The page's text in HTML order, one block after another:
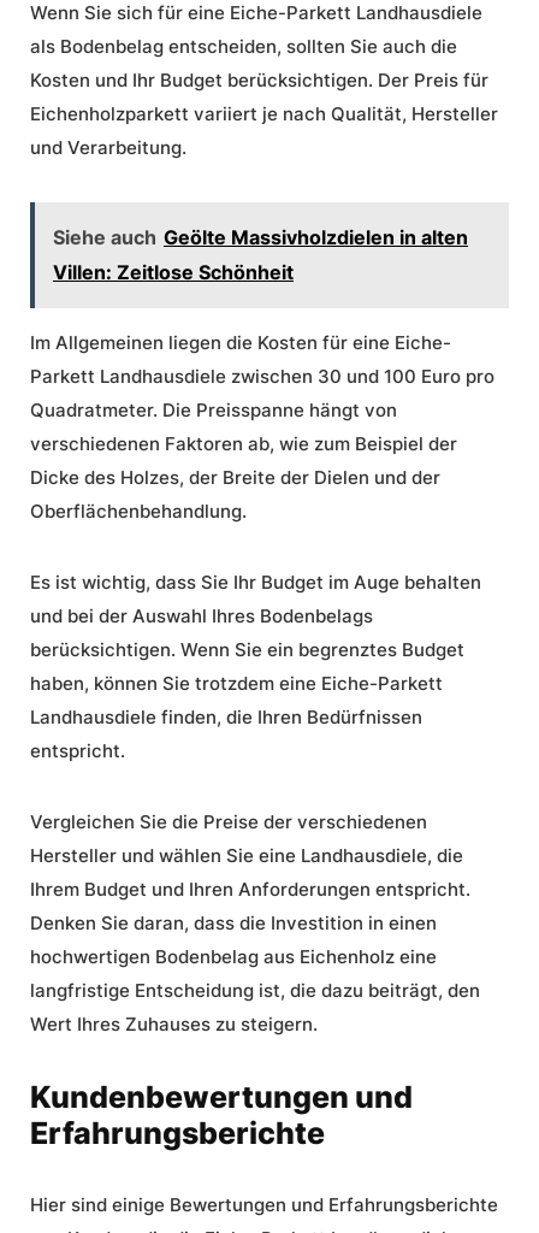
Wenn Sie sich für eine Eiche-Parkett Landhausdiele
als Bodenbelag entscheiden, sollten Sie auch die
Kosten und Ihr Budget berücksichtigen. Der Preis für
Eichenholzparkett variiert je nach Qualität, Hersteller
und Verarbeitung.
Siehe auch Geölte Massivholzdielen in alten
Villen: Zeitlose Schönheit
Im Allgemeinen liegen die Kosten für eine Eiche-
Parkett Landhausdiele zwischen 30 und 100 Euro pro
Quadratmeter. Die Preisspanne hängt von
verschiedenen Faktoren ab, wie zum Beispiel der
Dicke des Holzes, der Breite der Dielen und der
Oberflächenbehandlung.
Es ist wichtig, dass Sie Ihr Budget im Auge behalten
und bei der Auswahl Ihres Bodenbelags
berücksichtigen. Wenn Sie ein begrenztes Budget
haben, können Sie trotzdem eine Eiche-Parkett
Landhausdiele finden, die Ihren Bedürfnissen
entspricht.
Vergleichen Sie die Preise der verschiedenen
Hersteller und wählen Sie eine Landhausdiele, die
Ihrem Budget und Ihren Anforderungen entspricht.
Denken Sie daran, dass die Investition in einen
hochwertigen Bodenbelag aus Eichenholz eine
langfristige Entscheidung ist, die dazu beiträgt, den
Wert Ihres Zuhauses zu steigern.
Kundenbewertungen und
Erfahrungsberichte
Hier sind einige Bewertungen und Erfahrungsberichte